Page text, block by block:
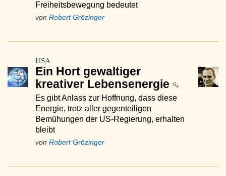
Freiheitsbewegung bedeutet
von Robert Grözinger
USA
Ein Hort gewaltiger
kreativer Lebensenergie
Es gibt Anlass zur Hoffnung, dass diese
Energie, trotz aller gegenteiligen
Bemühungen der US-Regierung, erhalten
bleibt
von Robert Grözinger